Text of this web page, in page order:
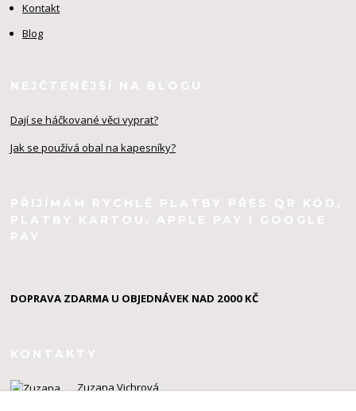
Kontakt
Blog
NEJČTENĚJŠÍ NA BLOGU
Dají se háčkované věci vyprat?
Jak se používá obal na kapesníky?
PŘIJÍMÁM RYCHLÉ PLATBY PŘES QR KÓD,
PLATBY KARTOU, APPLE PAY I GOOGLE
PAY
DOPRAVA ZDARMA U OBJEDNÁVEK NAD 2000 KČ
KONTAKTY
Zuzana Vichrová